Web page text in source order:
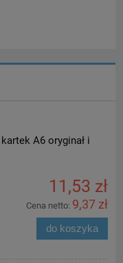
A6 oryginał i
11,53 zł
Cena netto: 9,37 zł
do koszyka